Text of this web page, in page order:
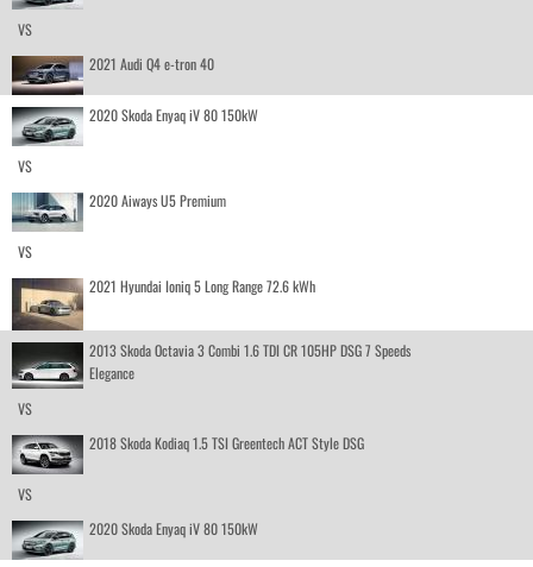
VS
2021 Audi Q4 e-tron 40
2020 Skoda Enyaq iV 80 150kW
VS
2020 Aiways U5 Premium
VS
2021 Hyundai Ioniq 5 Long Range 72.6 kWh
2013 Skoda Octavia 3 Combi 1.6 TDI CR 105HP DSG 7 Speeds
Elegance
VS
2018 Skoda Kodiaq 1.5 TSI Greentech ACT Style DSG
VS
2020 Skoda Enyaq iV 80 150kW